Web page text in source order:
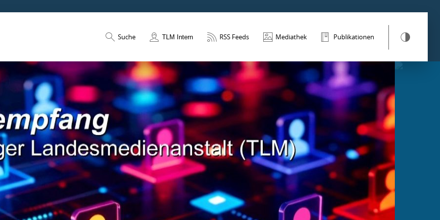
Suche TLM Intern RSS Feeds Mediathek Publikationen